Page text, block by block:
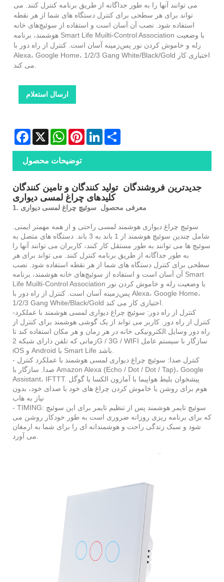
می توانند آنها را به طور جداگانه از طریق برنامه کنترل کنند. می
تواند برای هر سطحی برای کنترل دستگاه های شما از هر نقطه
استفاده شود. نصب آن آسان است و استفاده از سوئیچ‌های خانه
هوشمند، برنامه Smart Life Muilti-Control Association با وضعیت
رله و خاموش کردن نور پس‌زمینه آسان است. کنترل از راه دور با
Alexa، Google Home، 1/2/3 Gang White/Black/Gold اختیاری کار
ارسال استعلام
Facebook
X WhatsAppPinterestLinkedIn
توضیحات محصول
جدیدترین فروشندگان تولید کنندگان و تامین کنندگان
کلیدهای چراغ لمسی دیواری
1. معرفی محصول سوئیچ چراغ لمسی دیواری
سوئیچ چراغ دیواری هوشمند لمسی راحتی و از همه مهمتر ایمنی.
شامل چندین سوئیچ هوشمند از 1 باند به 3 باند. دستگاه های متصل به
سوئیچ ها می توانند به طور مستقل کار کنند، کاربران می توانند آنها را
به طور جداگانه از طریق برنامه کنترل کنند. می تواند برای هر
سطحی برای کنترل دستگاه های شما از هر نقطه استفاده شود. نصب
آن آسان است و استفاده از سوئیچ‌های خانه هوشمند، برنامه Smart
Life Muilti-Control Association با وضعیت رله و خاموش کردن نور
پس‌زمینه آسان است. کنترل از راه دور با Alexa، Google Home،
-کنترل از راه دور: سوئیچ چراغ دیواری لمسی هوشمند با عملکرد
کنترل از راه دور. کاربر می تواند از یک گوشی هوشمند برای کنترل از
راه دور وسایل الکترونیکی خانه در هر زمان و هر مکان استفاده کند تا
زمانی که تلفن دارای شبکه 2G / 3G / WIFI سازگار با سیستم عامل
- کنترل صدا: سوئیچ چراغ دیواری لمسی هوشمند با عملکرد کنترل
صدا. سازگار با Amazon Alexa (Echo / Dot / Dot / Tap)، Google
Assistant، IFTTT. پیشخوان بلیط هواپیما با آمازون الکسا یا گوگل
هوم برای روشن یا خاموش کردن چراغ های خود با صدای خود، بدون
نیاز به هاب
- TIMING: سوئیچ تایمر هوشمند پس از تنظیم تایمر برای این سوئیچ
که برای برنامه ریزی روزانه ضروری است به طور خودکار روشن می
شود و سبک زندگی راحت و هوشمندانه ای را برای شما به ارمغان